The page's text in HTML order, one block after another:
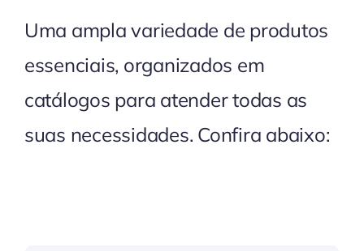
Uma ampla variedade de produtos
essenciais, organizados em
catálogos para atender todas as
suas necessidades. Confira abaixo: